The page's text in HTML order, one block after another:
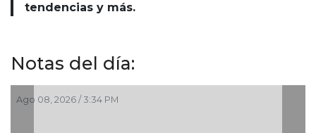
tendencias y más.
Notas del día:
Ago 08, 2026 / 3:34 PM